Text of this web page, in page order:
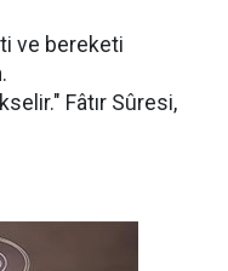
ve bereketi
Fâtır Sûresi,